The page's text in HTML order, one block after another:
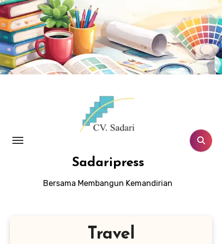
Lewati
ke
konten
Sadaripress
Bersama Membangun Kemandirian
Travel